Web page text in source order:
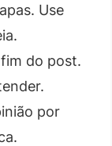
Use
do post.
por